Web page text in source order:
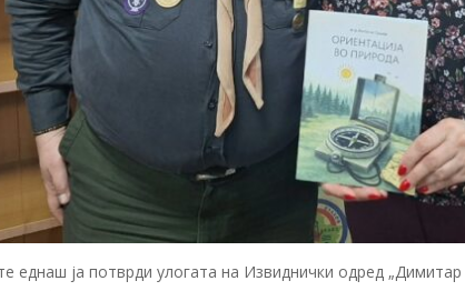
еднаш ја потврди улогата на Извиднички одред „Димитар